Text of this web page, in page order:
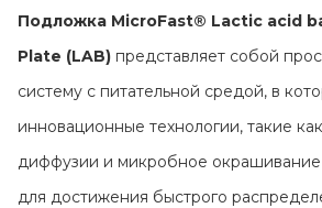
Главная
Каталог
Как купить
Контакты
Подложка MicroFast® Lactic acid
Plate (LAB) представляет собой
систему с питательной средой, в
инновационные технологии, такие
диффузии и микробное окрашивание
для достижения быстрого